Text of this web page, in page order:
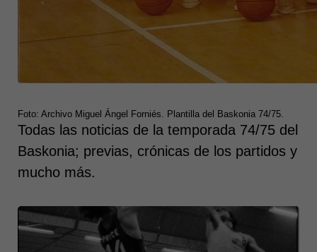
Foto: Archivo Miguel Ángel Forniés. Plantilla del Baskonia 74/75.
Todas las noticias de la temporada 74/75 del
Baskonia; previas, crónicas de los partidos y
mucho más.